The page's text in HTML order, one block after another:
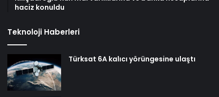
haciz konuldu
Teknoloji Haberleri
Türksat 6A kalıcı yörüngesine ulaştı